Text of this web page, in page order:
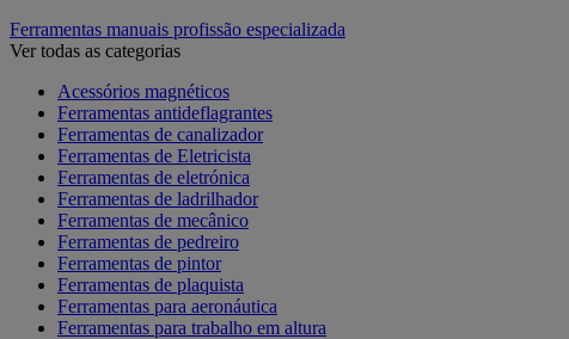
Ferramentas manuais profissão especializada
Ver todas as categorias
Acessórios magnéticos
Ferramentas antideflagrantes
Ferramentas de canalizador
Ferramentas de Eletricista
Ferramentas de eletrónica
Ferramentas de ladrilhador
Ferramentas de mecânico
Ferramentas de pedreiro
Ferramentas de pintor
Ferramentas de plaquista
Ferramentas para aeronáutica
Ferramentas para trabalho em altura